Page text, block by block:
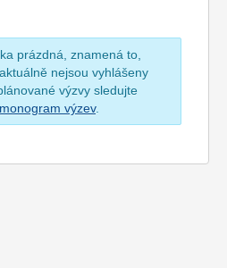
prázdná, znamená to,
nejsou vyhlášeny
výzvy sledujte
výzev.